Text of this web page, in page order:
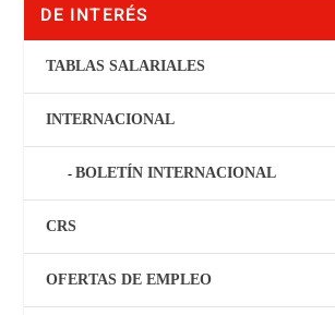
DE INTERÉS
TABLAS SALARIALES
INTERNACIONAL
BOLETÍN INTERNACIONAL
CRS
OFERTAS DE EMPLEO